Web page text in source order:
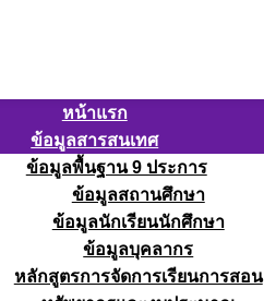
หน้าแรก
ข้อมูลสารสนเทศ
ข้อมูลพื้นฐาน 9 ประการ
ข้อมูลสถานศึกษา
ข้อมูลนักเรียนนักศึกษา
ข้อมูลบุคลากร
หลักสูตรการจัดการเรียนการสอน